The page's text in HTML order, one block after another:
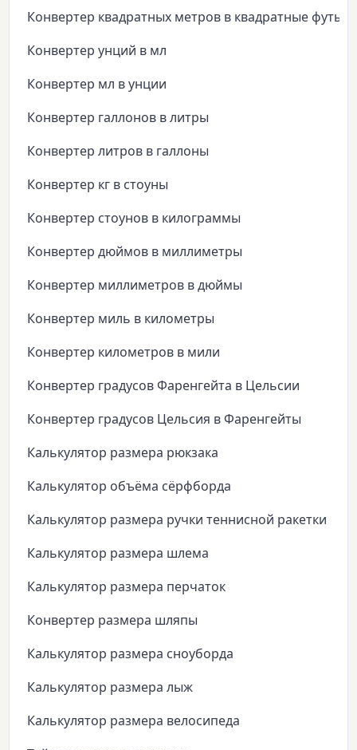
Конвертер квадратных метров в квадратные футы
Конвертер унций в мл
Конвертер мл в унции
Конвертер галлонов в литры
Конвертер литров в галлоны
Конвертер кг в стоуны
Конвертер стоунов в килограммы
Конвертер дюймов в миллиметры
Конвертер миллиметров в дюймы
Конвертер миль в километры
Конвертер километров в мили
Конвертер градусов Фаренгейта в Цельсии
Конвертер градусов Цельсия в Фаренгейты
Калькулятор размера рюкзака
Калькулятор объёма сёрфборда
Калькулятор размера ручки теннисной ракетки
Калькулятор размера шлема
Калькулятор размера перчаток
Конвертер размера шляпы
Калькулятор размера сноуборда
Калькулятор размера лыж
Калькулятор размера велосипеда